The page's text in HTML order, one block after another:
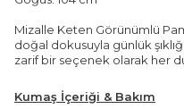
Mizalle Keten Görünümlü
doğal dokusuyla günlük
zarif bir seçenek olarak her
Kumaş İçeriği & Bakım